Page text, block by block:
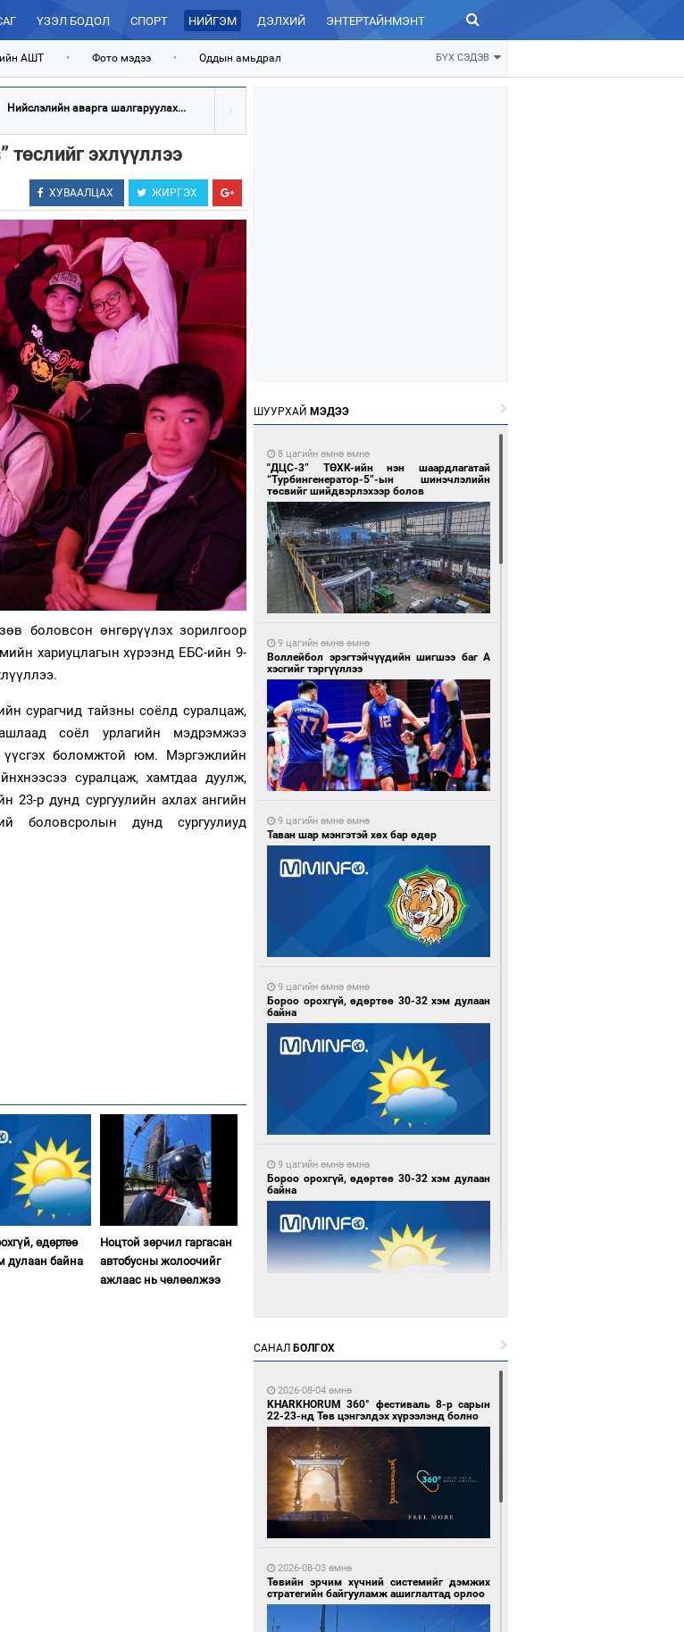
ҮЗЭЛ БОДОЛ СПОРТ НИЙГЭМ ДЭЛХИЙ ЭНТЕРТАЙНМЭНТ ЗУРХАЙ
АШТ • Фото мэдээ • Оддын амьдрал БҮХ СЭДЭВ
Нийслэлийн аварга шалгаруулах...
төслийг эхлүүллээ
ХУВААЛЦАХ ЖИРГЭХ
боловсон өнгөрүүлэх зорилгоор
хариуцлагын хүрээнд ЕБС-ийн 9-
сурагчид тайзны соёлд суралцаж,
соёл урлагийн мэдрэмжээ
үүсгэх боломжтой юм. Мэргэжлийн
суралцаж, хамтдаа дуулж,
23-р дунд сургуулийн ахлах ангийн
боловсролын дунд сургуулиуд
өдөртөө
дулаан байна
Ноцтой зөрчил гаргасан
автобусны жолоочийг
ажлаас нь чөлөөлжээ
ШУУРХАЙ МЭДЭЭ
8 цагийн өмнө өмнө
"ДЦС-3” ТӨХК-ийн нэн шаардлагатай
“Турбингенератор-5”-ын шинэчлэлийн
төсвийг шийдвэрлэхээр болов
9 цагийн өмнө өмнө
Воллейбол эрэгтэйчүүдийн шигшээ баг А
хэсгийг тэргүүллээ
9 цагийн өмнө өмнө
Таван шар мэнгэтэй хөх бар өдөр
9 цагийн өмнө өмнө
Бороо орохгүй, өдөртөө 30-32 хэм дулаан
байна
9 цагийн өмнө өмнө
Бороо орохгүй, өдөртөө 30-32 хэм дулаан
байна
1 өдрийн өмнө өмнө
1 өдрийн өмнө өмнө
САНАЛ БОЛГОХ
2026-08-04 өмнө
KHARKHORUM 360° фестиваль 8-р сарын
22-23-нд Төв цэнгэлдэх хүрээлэнд болно
2026-08-03 өмнө
Төвийн эрчим хүчний системийг дэмжих
стратегийн байгууламж ашиглалтад орлоо